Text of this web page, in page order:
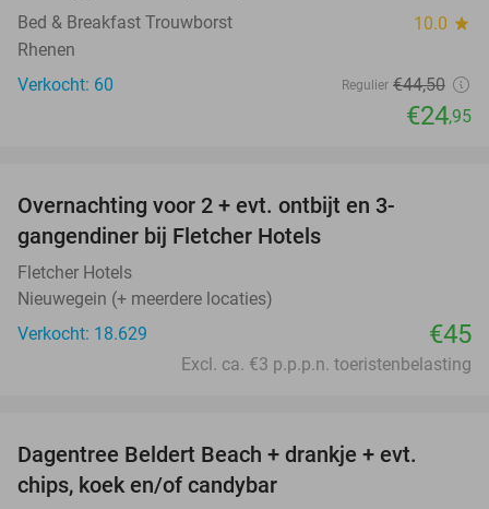
Bed & Breakfast Trouwborst 10.0 star
Rhenen
Verkocht: 60
Regulier €44,50
€24,95
Overnachting voor 2 + evt. ontbijt en 3-
gangendiner bij Fletcher Hotels
Fletcher Hotels
Nieuwegein (+ meerdere locaties)
Verkocht: 18.629
€45
Excl. ca. €3 p.p.p.n. toeristenbelasting
Dagentree Beldert Beach + drankje + evt.
chips, koek en/of candybar